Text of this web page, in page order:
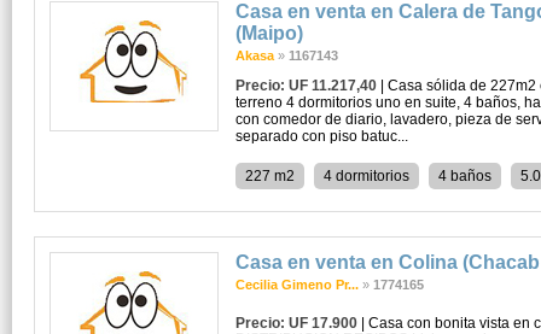
Casa en venta en Calera de
(Maipo)
Akasa » 1167143
Precio: UF 11.217,40 | Casa sólida de
terreno 4 dormitorios uno en suite, 4 baños,
con comedor de diario, lavadero, pieza de
separado con piso batuc...
227 m2 4 dormitorios 4 baños
Casa en venta en Colina
Cecilia Gimeno Pr... » 1774165
Precio: UF 17.900 | Casa con bonita vista en